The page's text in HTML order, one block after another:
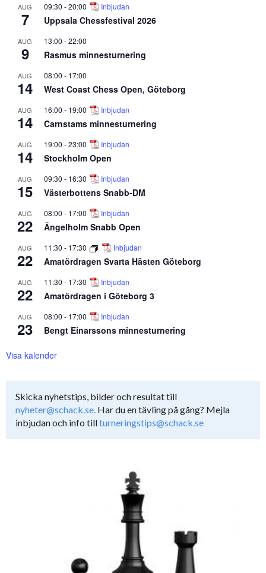
AUG
7
09:30 -20:00 Inbjudan
Uppsala Chessfestival 2026
AUG
9
13:00 -22:00
Rasmus minnesturnering
AUG
14
08:00 - 17:00
West Coast Chess Open, Göteborg
AUG
14
16:00 - 19:00 Inbjudan
Carnstams minnesturnering
AUG
14
19:00 -23:00 Inbjudan
Stockholm Open
AUG
15
09:30 - 16:30 Inbjudan
Västerbottens Snabb-DM
AUG
22
08:00 - 17:00 Inbjudan
Ängelholm Snabb Open
AUG
22
11:30 - 17:30 Inbjudan
Amatördragen Svarta Hästen Göteborg
AUG
22
11:30 - 17:30 Inbjudan
Amatördragen i Göteborg 3
AUG
23
08:00 - 17:00 Inbjudan
Bengt Einarssons minnesturnering
Visa kalender
Skicka nyhetstips, bilder och resultat till
nyheter@schack.se. Har du en tävling på gång? Mejla
inbjudan och info tillturneringstips@schack.se